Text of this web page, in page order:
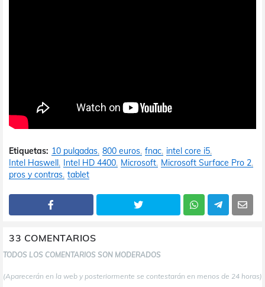
Etiquetas: 10 pulgadas 800 euros fnac intel core i5
Intel Haswell Intel HD 4400 Microsoft Microsoft Surface Pro 2
pros y contras tablet
33 COMENTARIOS
TODOS LOS COMENTARIOS SON MODERADOS
(Aparecerán en la web y posteriormente se contestarán en menos de 24 horas)